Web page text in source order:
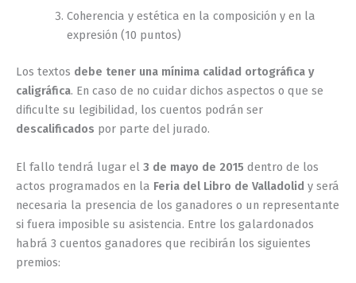
Coherencia y estética en la composición y en la
expresión (10 puntos)
Los textos debe tener una mínima calidad ortográfica y
caligráfica. En caso de no cuidar dichos aspectos o que se
dificulte su legibilidad, los cuentos podrán ser
descalificados por parte del jurado.
El fallo tendrá lugar el 3 de mayo de 2015 dentro de los
actos programados en la Feria del Libro de Valladolid y será
necesaria la presencia de los ganadores o un representante
si fuera imposible su asistencia. Entre los galardonados
habrá 3 cuentos ganadores que recibirán los siguientes
premios: